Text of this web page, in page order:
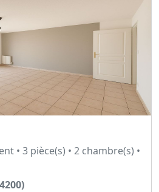
• 3 pièce(s) • 2 chambre(s) •